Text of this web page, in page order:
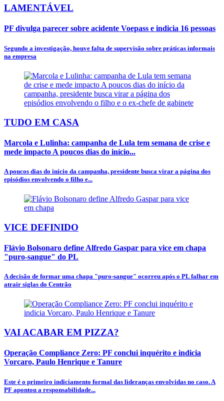
LAMENTÁVEL
PF divulga parecer sobre acidente Voepass e indicia 16 pessoas
Segundo a investigação, houve falta de supervisão sobre práticas informais
na empresa
TUDO EM CASA
Marcola e Lulinha: campanha de Lula tem semana de crise e
mede impacto A poucos dias do início...
A poucos dias do início da campanha, presidente busca virar a página dos
episódios envolvendo o filho e...
VICE DEFINIDO
Flávio Bolsonaro define Alfredo Gaspar para vice em chapa
"puro-sangue" do PL
A decisão de formar uma chapa "puro-sangue" ocorreu após o PL falhar em
atrair siglas do Centrão
VAI ACABAR EM PIZZA?
Operação Compliance Zero: PF conclui inquérito e indicia
Vorcaro, Paulo Henrique e Tanure
Este é o primeiro indiciamento formal das lideranças envolvidas no caso. A
PF apontou a responsabilidade...